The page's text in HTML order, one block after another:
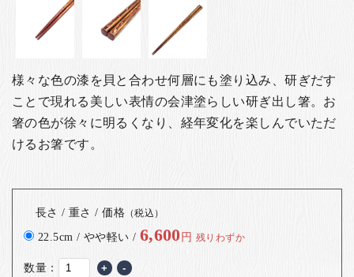
様々な色の漆を貝と合わせ何層にも塗り込み、研ぎだす
ことで現れる美しい表情の会津塗らしい研ぎ出し箸。お
箸の色が徐々に明るくなり、経年変化を楽しんでいただ
けるお箸です。
長さ / 重さ / 価格 （税込）
22.5cm / やや軽い / 6,600円 残りわずか
数量： + -